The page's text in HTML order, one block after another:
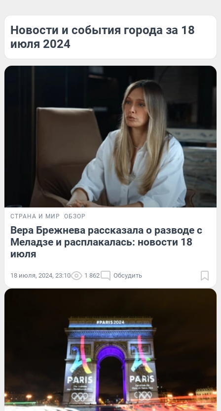
Новости и события города за 18
июля 2024
СТРАНА И МИР ОБЗОР
Вера Брежнева рассказала о разводе с
Меладзе и расплакалась: новости 18
июля
18 июля, 2024, 23:10 1 862 Обсудить